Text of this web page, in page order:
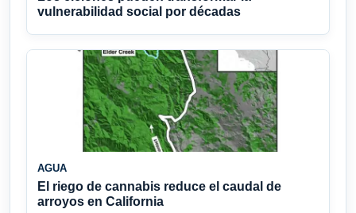
vulnerabilidad social por décadas
AGUA
El riego de cannabis reduce el caudal de
arroyos en California